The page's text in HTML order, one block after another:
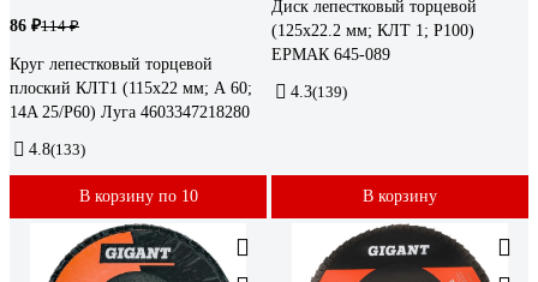
86 ₽114 ₽
Круг лепестковый торцевой
плоский КЛТ1 (115х22 мм; А 60;
14A 25/Р60) Луга 4603347218280
4.8(133)
В корзину по 10
Диск лепестковый торцевой
(125х22.2 мм; КЛТ 1; Р100)
ЕРМАК 645-089
4.3(139)
В корзину